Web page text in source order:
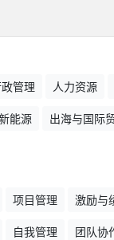
管理 人力资源
能源 出海与国际
项目管理 激励与
自我管理 团队协